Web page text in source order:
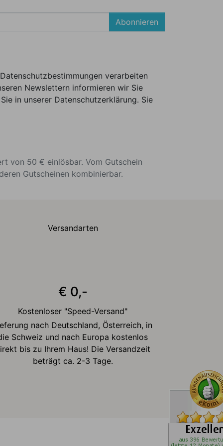
Abonnieren
verarbeiten
Newslettern informieren wir Sie
in unserer Datenschutzerklärung. Sie
von 50 € einlösbar. Vom Gutschein
Gutscheinen kombinierbar.
Versandarten
€ 0,-
Kostenloser "Speed-Versand"
nach Deutschland, Österreich, in
Schweiz und nach Europa kostenlos
bis zu Ihrem Haus! Die Versandzeit
beträgt ca. 2-3 Tage.